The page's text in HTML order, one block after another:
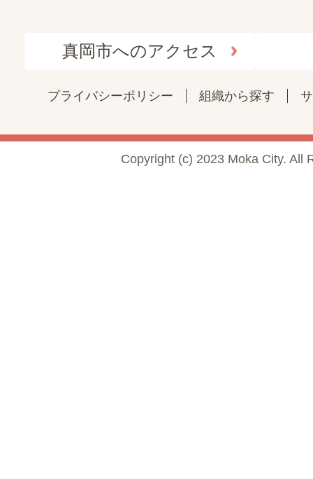
真岡市へのアクセス
プライバシーポリシー 組織から探す
Copyright (c) 2023 Moka City. All